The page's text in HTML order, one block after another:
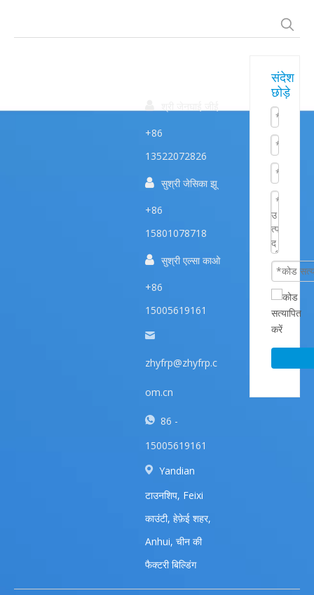
+86
13522072826
 सुश्री जेसिका झू
+86
15801078718
 सुश्री एल्सा काओ
+86
15005619161
zhyfrp@zhyfrp.c
om.cn
86 -
15005619161
Yandian
टाउनशिप, Feixi
काउंटी, हेफ़ेई शहर,
Anhui, चीन की
फैक्टरी बिल्डिंग
संदेश
छोड़े